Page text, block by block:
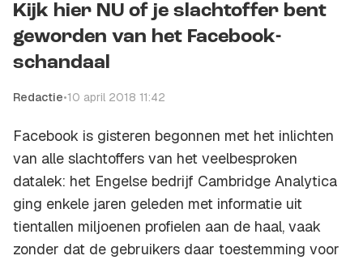
Kopieer link
Kijk hier NU of je slachtoffer bent
geworden van het Facebook-
schandaal
Redactie•10 april 2018 11:42
Facebook is gisteren begonnen met het inlichten
van alle slachtoffers van het veelbesproken
datalek: het Engelse bedrijf Cambridge Analytica
ging enkele jaren geleden met informatie uit
tientallen miljoenen profielen aan de haal, vaak
zonder dat de gebruikers daar toestemming voor